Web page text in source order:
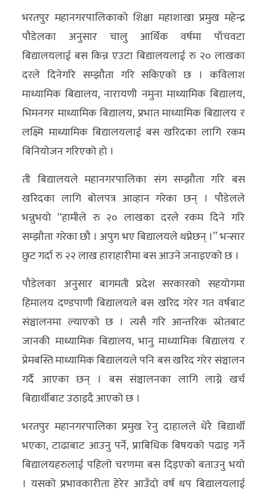
रोचक
अन्य
क्लिक
खबर
विशेष
राशिफल
ग्यालरी
भिडियो
भरतपुर महानगरपालिकाको शिक्षा महाशाखा प्रमुख महेन्द्र
पौडेलका अनुसार चालु आर्थिक वर्षमा पाँचवटा
बिद्यालयलाई बस किन्न एउटा बिद्यालयलाई रु २० लाखका
दरले दिनेगरि सम्झौता गरि सकिएको छ । कविलाश
माध्यामिक बिद्यालय, नारायणी नमुना माध्यामिक बिद्यालय,
भिमनगर माध्यामिक बिद्यालय, प्रभात माध्यामिक बिद्यालय र
लक्ष्मि माध्यामिक बिद्यालयलाई बस खरिदका लागि रकम
बिनियोजन गरिएको हो ।
ती बिद्यालयले महानगरपालिका संग सम्झौता गरि बस
खरिदका लागि बोलपत्र आव्हान गरेका छन् । पौडेलले
भन्नुभयो “हामीले रु २० लाखका दरले रकम दिने गरि
सम्झौता गरेका छौ । अपुग भए बिद्यालयले थप्नेछन् ।” भन्सार
छुट गर्दा रु २२ लाख हाराहारीमा बस आउने जनाइएको छ ।
पौडेलका अनुसार बागमती प्रदेश सरकारको सहयोगमा
हिमालय दण्डपाणी बिद्यालयले बस खरिद गरेर गत वर्षबाट
संञ्चालनमा ल्याएको छ । त्यसै गरि आन्तरिक स्रोतबाट
जानकी माध्यामिक बिद्यालय, भानु माध्यामिक बिद्यालय र
प्रेमबस्ति माध्यामिक बिद्यालयले पनि बस खरिद गरेर संञ्चालन
गर्दै आएका छन् । बस संञ्चालनका लागि लाग्ने खर्च
बिद्यार्थीबाट उठाइदै आएको छ ।
भरतपुर महानगरपालिका प्रमुख रेनु दाहालले धेरै बिद्यार्थी
भएका, टाढाबाट आउनु पर्ने, प्राबिधिक बिषयको पढाइ गर्ने
बिद्यालयहरुलाई पहिलो चरणमा बस दिइएको बताउनु भयो
। यसको प्रभावकारीता हेरेर आउँदो वर्ष थप बिद्यालयलाई